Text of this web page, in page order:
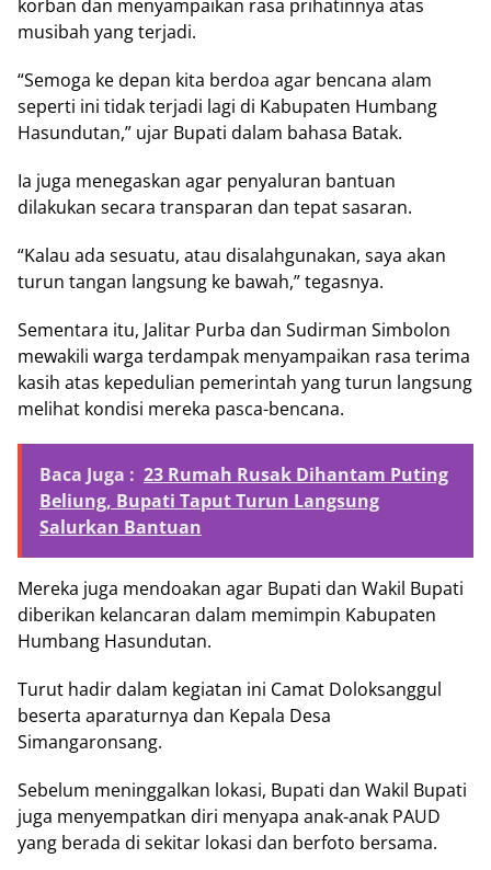
korban dan menyampaikan rasa prihatinnya atas
musibah yang terjadi.
“Semoga ke depan kita berdoa agar bencana alam
seperti ini tidak terjadi lagi di Kabupaten Humbang
Hasundutan,” ujar Bupati dalam bahasa Batak.
Ia juga menegaskan agar penyaluran bantuan
dilakukan secara transparan dan tepat sasaran.
“Kalau ada sesuatu, atau disalahgunakan, saya akan
turun tangan langsung ke bawah,” tegasnya.
Sementara itu, Jalitar Purba dan Sudirman Simbolon
mewakili warga terdampak menyampaikan rasa terima
kasih atas kepedulian pemerintah yang turun langsung
melihat kondisi mereka pasca-bencana.
Baca Juga : 23 Rumah Rusak Dihantam Puting
Beliung, Bupati Taput Turun Langsung
Salurkan Bantuan
Mereka juga mendoakan agar Bupati dan Wakil Bupati
diberikan kelancaran dalam memimpin Kabupaten
Humbang Hasundutan.
Turut hadir dalam kegiatan ini Camat Doloksanggul
beserta aparaturnya dan Kepala Desa
Simangaronsang.
Sebelum meninggalkan lokasi, Bupati dan Wakil Bupati
juga menyempatkan diri menyapa anak-anak PAUD
yang berada di sekitar lokasi dan berfoto bersama.